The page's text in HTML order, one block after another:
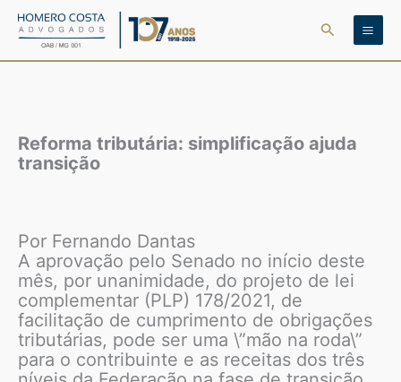
para
Pesquisar
Reforma tributária: simplificação ajuda
transição
Por Fernando Dantas
A aprovação pelo Senado no início deste
mês, por unanimidade, do projeto de lei
complementar (PLP) 178/2021, de
facilitação de cumprimento de obrigações
tributárias, pode ser uma \”mão na roda\”
para o contribuinte e as receitas dos três